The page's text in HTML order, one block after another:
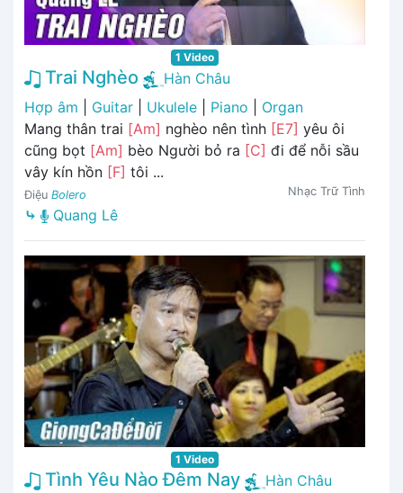
1 Video
Trai Nghèo
Hàn Châu
Hợp âm
Guitar Ukulele Piano
Organ
Mang thân trai [Am] nghèo nên tình [E7] yêu ôi
cũng bọt [Am] bèo Người bỏ ra [C] đi để nỗi sầu
vây kín hồn [F] tôi ...
Điệu Bolero Nhạc Trữ Tình
⤷ Quang Lê
1 Video
Tình Yêu Nào Đêm Nay Hàn Châu